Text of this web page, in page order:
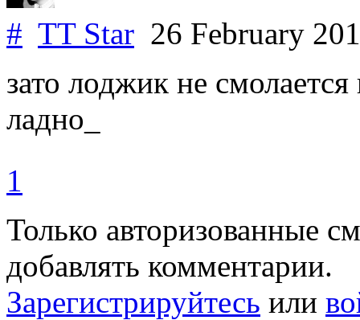
# TT Star 26 February
зато лоджик не
ладно_
1
Только авторизованные
добавлять комментарии.
Зарегистрируйтесь или